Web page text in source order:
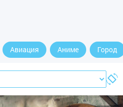
Авиация Аниме Город